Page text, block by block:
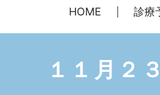
HOME
診療
１１月２